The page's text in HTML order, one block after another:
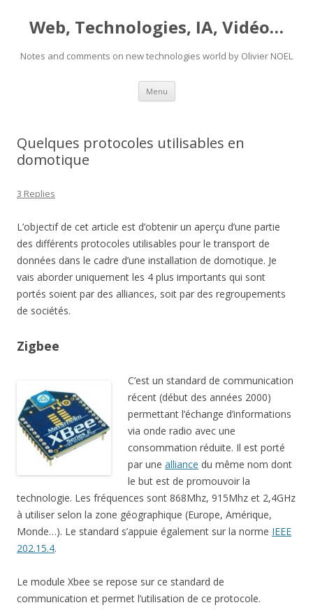
Web, Technologies, IA, Vidéo…
Notes and comments on new technologies world by Olivier NOEL
Menu Skip
content
Quelques protocoles utilisables en
domotique
3 Replies
L’objectif de cet article est d’obtenir un aperçu d’une partie
des différents protocoles utilisables pour le transport de
données dans le cadre d’une installation de domotique. Je
vais aborder uniquement les 4 plus importants qui sont
portés soient par des alliances, soit par des regroupements
de sociétés.
Zigbee
C’est un standard de communication
récent (début des années 2000)
permettant l’échange d’informations
via onde radio avec une
consommation réduite. Il est porté
par une alliance du même nom dont
le but est de promouvoir la
technologie. Les fréquences sont 868Mhz, 915Mhz et 2,4GHz
à utiliser selon la zone géographique (Europe, Amérique,
Monde…). Le standard s’appuie également sur la norme IEEE
202.15.4.
Le module Xbee se repose sur ce standard de
communication et permet l’utilisation de ce protocole.